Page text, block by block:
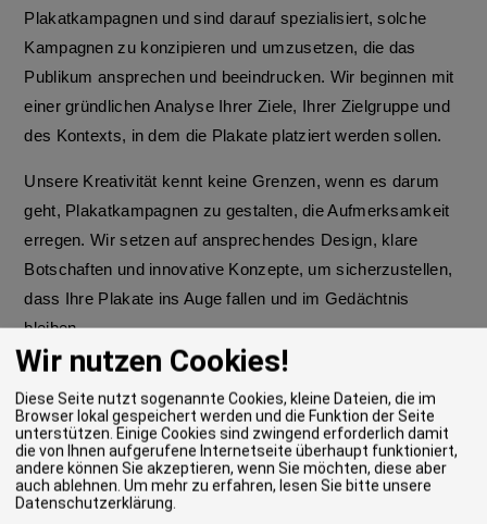
Plakatkampagnen und sind darauf spezialisiert, solche
Kampagnen zu konzipieren und umzusetzen, die das
Publikum ansprechen und beeindrucken. Wir beginnen mit
einer gründlichen Analyse Ihrer Ziele, Ihrer Zielgruppe und
des Kontexts, in dem die Plakate platziert werden sollen.
Unsere Kreativität kennt keine Grenzen, wenn es darum
geht, Plakatkampagnen zu gestalten, die Aufmerksamkeit
erregen. Wir setzen auf ansprechendes Design, klare
Botschaften und innovative Konzepte, um sicherzustellen,
dass Ihre Plakate ins Auge fallen und im Gedächtnis
bleiben.
Darüber hinaus bieten wir einen umfassenden Service, der
die gesamte Prozesskette umfasst - von der Konzeption
und Gestaltung über die Produktion bis hin zur Platzierung
der Plakate an den optimalen Standorten. Wir arbeiten eng
mit unseren Kunden zusammen, um sicherzustellen, dass
Wir nutzen Cookies!
Diese Seite nutzt sogenannte Cookies, kleine Dateien, die im
Browser lokal gespeichert werden und die Funktion der Seite
unterstützen. Einige Cookies sind zwingend erforderlich damit
die von Ihnen aufgerufene Internetseite überhaupt funktioniert,
andere können Sie akzeptieren, wenn Sie möchten, diese aber
auch ablehnen. Um mehr zu erfahren, lesen Sie bitte unsere
Datenschutzerklärung.